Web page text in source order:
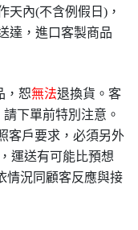
天內(不含例假日)，
達，進口客製商品
，恕無法退換貨。客
下單前特別注意。
客戶要求，必須另外
運送有可能比預想
情況同顧客反應與接